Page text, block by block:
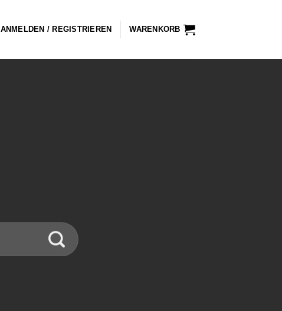
ANMELDEN / REGISTRIEREN WARENKORB